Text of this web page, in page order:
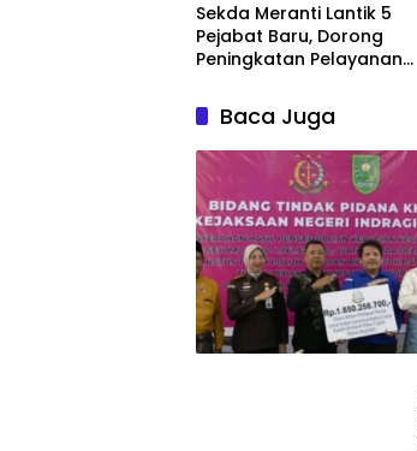
Sekda Meranti Lantik 5
Pejabat Baru, Dorong
Peningkatan Pelayanan
Baca Juga